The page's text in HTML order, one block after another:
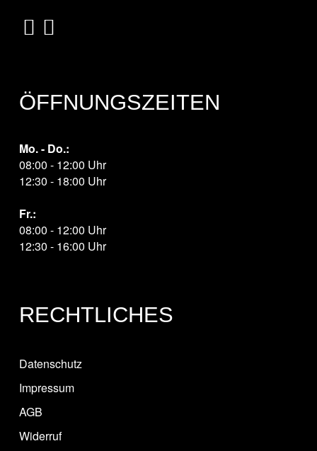
ÖFFNUNGSZEITEN
Mo. - Do.:
08:00 - 12:00 Uhr
12:30 - 18:00 Uhr
Fr.:
08:00 - 12:00 Uhr
12:30 - 16:00 Uhr
RECHTLICHES
Datenschutz
Impressum
AGB
Widerruf